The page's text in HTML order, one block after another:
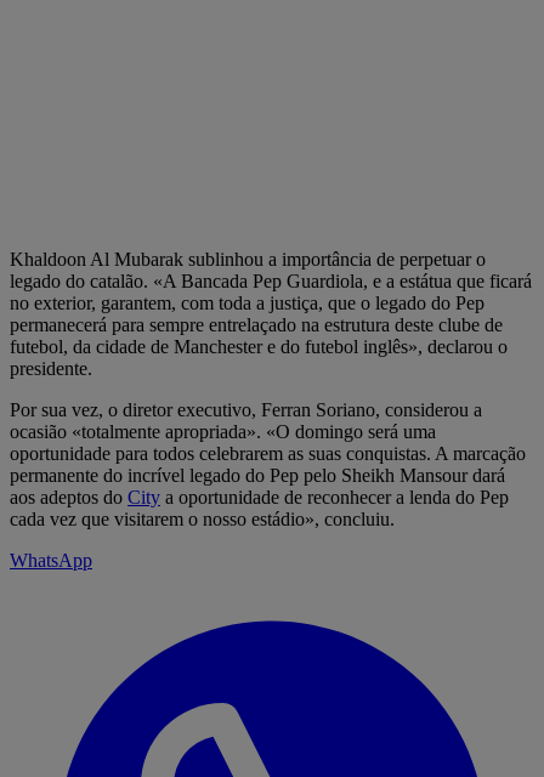
Khaldoon Al Mubarak sublinhou a importância de perpetuar o
legado do catalão. «A Bancada Pep Guardiola, e a estátua que ficará
no exterior, garantem, com toda a justiça, que o legado do Pep
permanecerá para sempre entrelaçado na estrutura deste clube de
futebol, da cidade de Manchester e do futebol inglês», declarou o
presidente.
Por sua vez, o diretor executivo, Ferran Soriano, considerou a
ocasião «totalmente apropriada». «O domingo será uma
oportunidade para todos celebrarem as suas conquistas. A marcação
permanente do incrível legado do Pep pelo Sheikh Mansour dará
aos adeptos do City a oportunidade de reconhecer a lenda do Pep
cada vez que visitarem o nosso estádio», concluiu.
WhatsApp